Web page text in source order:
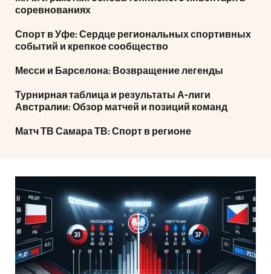
соревнованиях
Спорт в Уфе: Сердце региональных спортивных
событий и крепкое сообщество
Месси и Барселона: Возвращение легенды
Турнирная таблица и результаты А-лиги
Австралии: Обзор матчей и позиций команд
Матч ТВ Самара ТВ: Спорт в регионе